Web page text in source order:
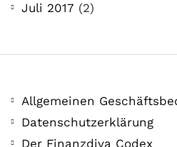
Juli 2017 (2)
Allgemeinen
Datenschutzerklärung
Der Finanzdiva Codex